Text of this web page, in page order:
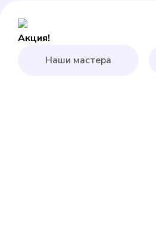
Акция!
Наши мастера